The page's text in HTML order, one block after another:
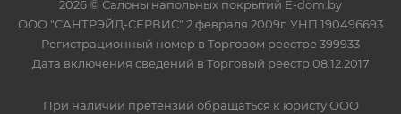
2026 © Салоны напольных покрытий E-dom.by
ООО "САНТРЭЙД-СЕРВИС" 2 февраля 2009г. УНП 190496693
Регистрационный номер в Торговом реестре 399933
Дата включения сведений в Торговый реестр 08.12.2017
При наличии претензий обращаться к юристу ООО